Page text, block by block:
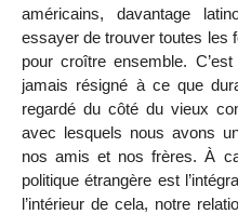
américains, davantage
essayer de trouver toutes les
pour croître ensemble.
jamais résigné à ce que
regardé du côté du vieux
avec lesquels nous avons
nos amis et nos frères. À
politique étrangère est
l’intérieur de cela, notre